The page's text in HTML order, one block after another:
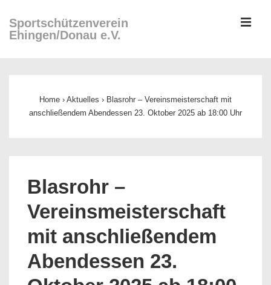
Zum
Inhalt
Sportschützenverein
Ehingen/Donau e.V.
Home › Aktuelles › Blasrohr – Vereinsmeisterschaft mit
anschließendem Abendessen 23. Oktober 2025 ab 18:00 Uhr
Blasrohr –
Vereinsmeisterschaft
mit anschließendem
Abendessen 23.